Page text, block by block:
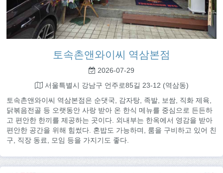
토속촌앤와이씨 역삼본점
2026-07-29
서울특별시 강남구 언주로85길 23-12 (역삼동)
토속촌앤와이씨 역삼본점은 순댓국, 감자탕, 족발, 보쌈, 직화 제육,
닭볶음전골 등 오랫동안 사랑 받아 온 한식 메뉴를 중심으로 든든하
고 편안한 한끼를 제공하는 곳이다. 외내부는 한옥에서 영감을 받아
편안한 공간을 위해 힘썼다. 혼밥도 가능하며, 룸을 구비하고 있어 친
구, 직장 동료, 모임 등을 가지기도 좋다.